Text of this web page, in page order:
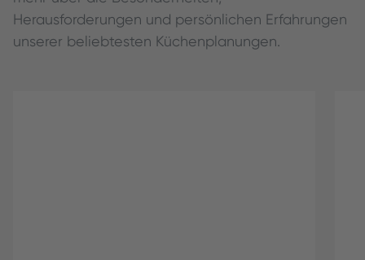
Herausforderungen und persönlichen Erfahrungen
unserer beliebtesten Küchenplanungen.